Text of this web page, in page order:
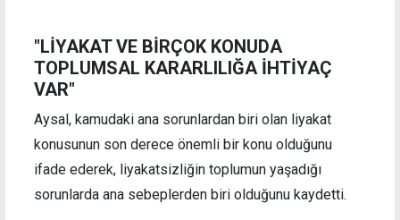
"LİYAKAT VE BİRÇOK KONUDA
TOPLUMSAL KARARLILIĞA İHTİYAÇ
VAR"
Aysal, kamudaki ana sorunlardan biri olan liyakat
konusunun son derece önemli bir konu olduğunu
ifade ederek, liyakatsizliğin toplumun yaşadığı
sorunlarda ana sebeplerden biri olduğunu kaydetti.